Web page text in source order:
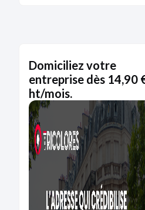
Domiciliez votre
entreprise dès 14,90
ht/mois.